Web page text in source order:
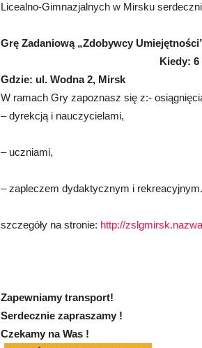
Licealno-Gimnazjalnych w Mirsku
Grę Zadaniową „Zdobywcy
Kiedy:
Gdzie: ul. Wodna 2, Mirsk
W ramach Gry zapoznasz się z:-
– dyrekcją i nauczycielami,
– uczniami,
– zapleczem dydaktycznym i rekreacyjnym.
szczegóły na stronie: http://
Zapewniamy transport!
Serdecznie zapraszamy !
Czekamy na Was !